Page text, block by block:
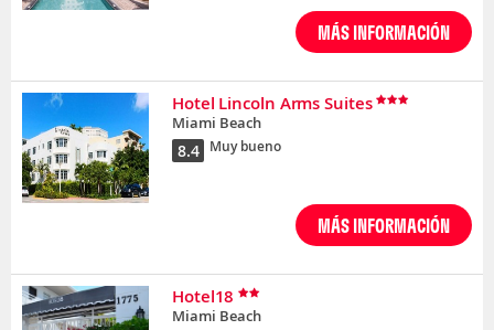
MÁS INFORMACIÓN
Hotel Lincoln Arms Suites
Miami Beach
8.4 Muy bueno
MÁS INFORMACIÓN
Hotel18
Miami Beach